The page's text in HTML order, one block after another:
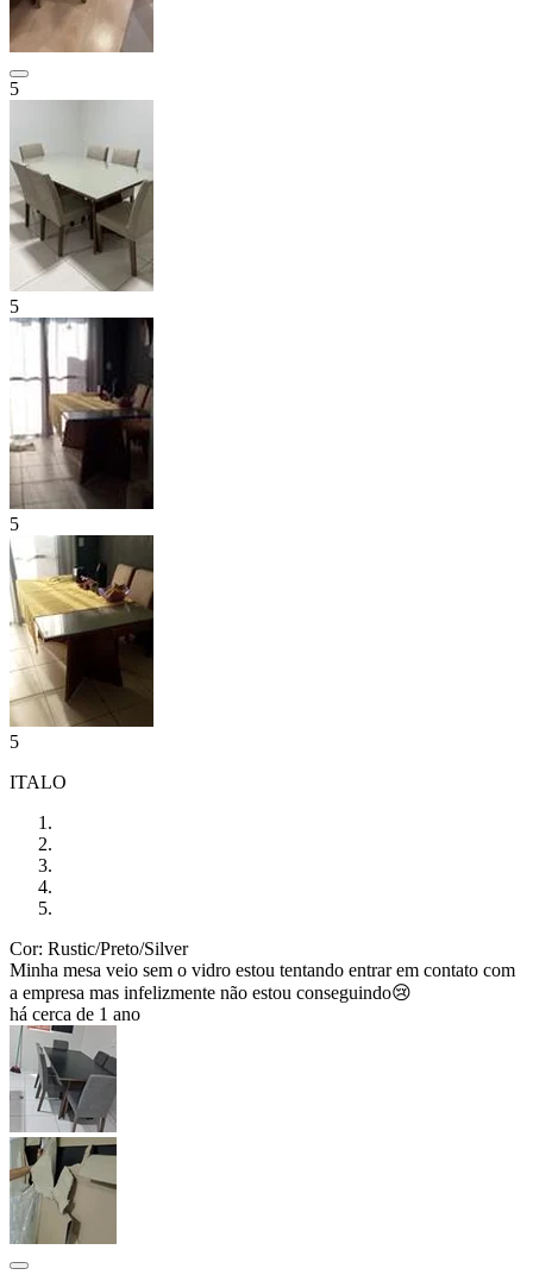
5
5
5
5
ITALO
Cor: Rustic/Preto/Silver
Minha mesa veio sem o vidro estou tentando entrar em contato com
a empresa mas infelizmente não estou conseguindo😢
há cerca de 1 ano